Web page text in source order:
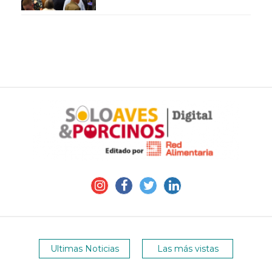
ARGENTINA
Ultimas Noticias Las más vistas